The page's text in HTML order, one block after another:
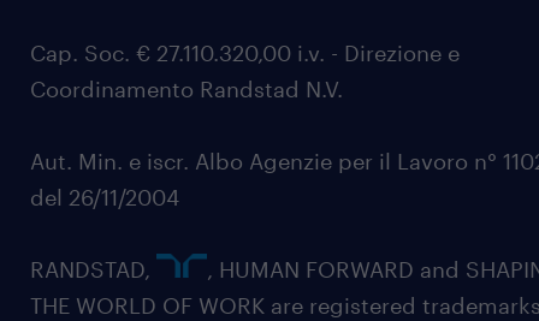
Cap. Soc. € 27.110.320,00 i.v. - Direzione e
Coordinamento Randstad N.V.
Aut. Min. e iscr. Albo Agenzie per il Lavoro n°
del 26/11/2004
RANDSTAD,
, HUMAN FORWARD and
THE WORLD OF WORK are registered